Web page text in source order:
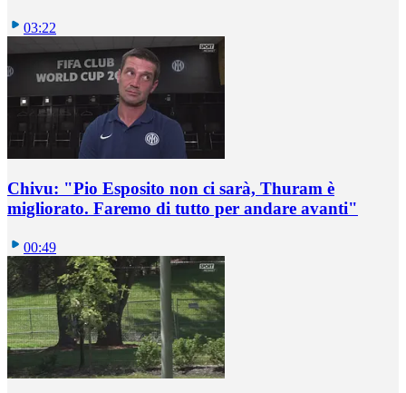
03:22
Chivu: "Pio Esposito non ci sarà, Thuram è
migliorato. Faremo di tutto per andare avanti"
00:49